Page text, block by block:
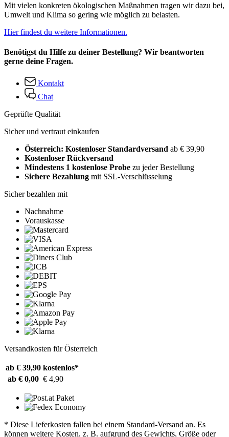
Mit vielen konkreten ökologischen Maßnahmen tragen wir dazu bei,
Umwelt und Klima so gering wie möglich zu belasten.
Hier findest du weitere Informationen.
Benötigst du Hilfe zu deiner Bestellung? Wir beantworten
gerne deine Fragen.
Kontakt
Chat
Geprüfte Qualität
Sicher und vertraut einkaufen
Österreich: Kostenloser Standardversand ab € 39,90
Kostenloser Rückversand
Mindestens 1 kostenlose Probe zu jeder Bestellung
Sichere Bezahlung mit SSL-Verschlüsselung
Sicher bezahlen mit
Nachnahme
Vorauskasse
Versandkosten für Österreich
ab € 39,90 kostenlos*
ab € 0,00 € 4,90
* Diese Lieferkosten fallen bei einem Standard-Versand an. Es
können weitere Kosten, z. B. aufgrund des Gewichts, Größe oder